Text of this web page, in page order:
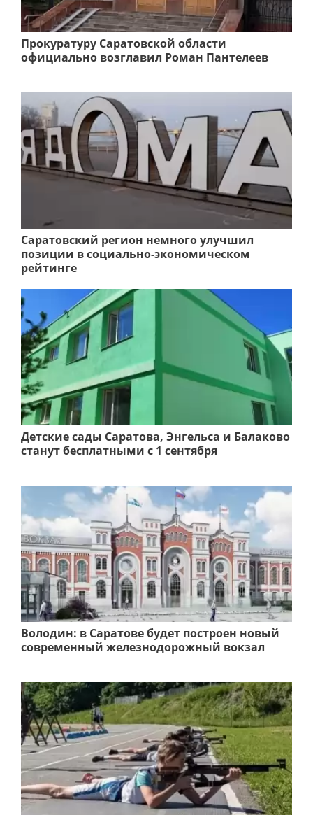
Прокуратуру Саратовской области
официально возглавил Роман Пантелеев
Саратовский регион немного улучшил
позиции в социально-экономическом
рейтинге
Детские сады Саратова, Энгельса и Балаково
станут бесплатными с 1 сентября
Володин: в Саратове будет построен новый
современный железнодорожный вокзал